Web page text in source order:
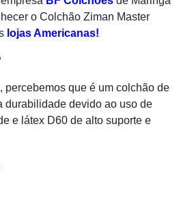
o Colchão Ziman Master
lojas Americanas!
percebemos que é um colchão de
durabilidade devido ao uso de
e látex D60 de alto suporte e